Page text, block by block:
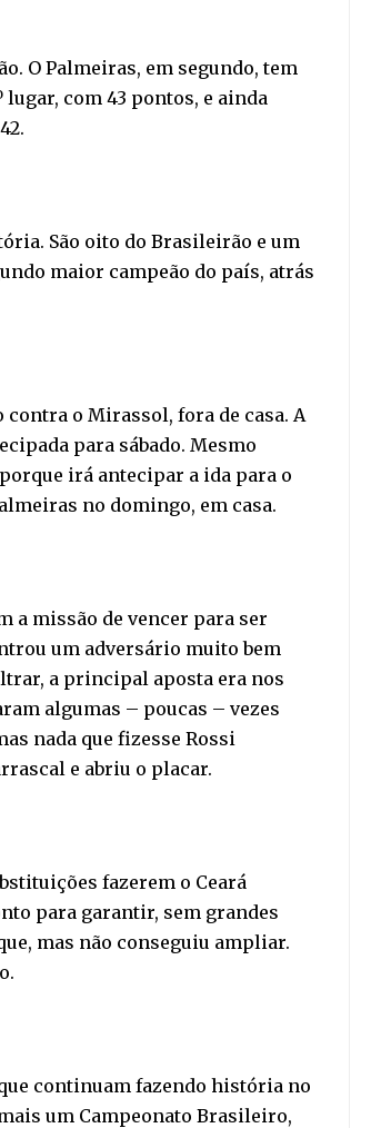
O Palmeiras, em segundo, tem
lugar, com 43 pontos, e ainda
São oito do Brasileirão e um
maior campeão do país, atrás
o Mirassol, fora de casa. A
para sábado. Mesmo
irá antecipar a ida para o
no domingo, em casa.
a missão de vencer para ser
um adversário muito bem
a principal aposta era nos
algumas – poucas – vezes
nada que fizesse Rossi
e abriu o placar.
fazerem o Ceará
para garantir, sem grandes
mas não conseguiu ampliar.
continuam fazendo história no
um Campeonato Brasileiro,